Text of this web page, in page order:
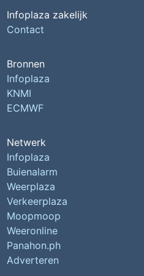
Infoplaza zakelijk
Contact
Bronnen
Infoplaza
KNMI
ECMWF
Netwerk
Infoplaza
Buienalarm
Weerplaza
Verkeerplaza
Moopmoop
Weeronline
Panahon.ph
Adverteren